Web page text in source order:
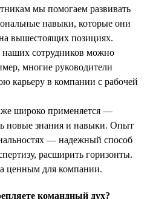
мы помогаем развивать
навыки, которые они
вышестоящих позициях.
наших сотрудников можно
многие руководители
карьеру в компании с рабочей
широко применяется —
новые знания и навыки. Опыт
— надежный способ
расширить горизонты.
ценным для компании.
командный дух?